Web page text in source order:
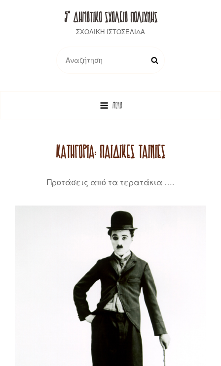
5° ΔΗΜΟΤΙΚΟ ΣΧΟΛΕΙΟ ΠΟΛΙΧΝΗΣ
ΣΧΟΛΙΚΗ ΙΣΤΟΣΕΛΙΔΑ
for:
MENU
ΚΑΤΗΓΟΡΊΑ:ΠΑΙΔΙΚΈΣ ΤΑΙΝΊΕΣ
Προτάσεις από τα τερατάκια ….